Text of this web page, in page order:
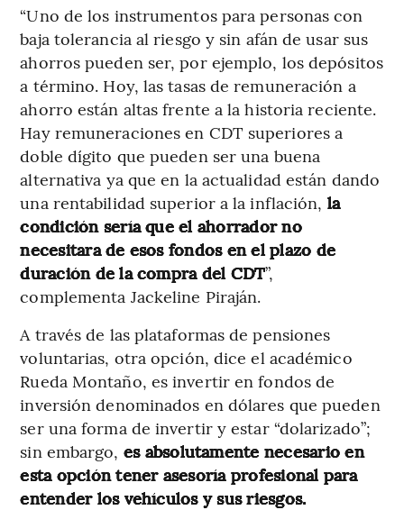
“Uno de los instrumentos para personas con
baja tolerancia al riesgo y sin afán de usar sus
ahorros pueden ser, por ejemplo, los depósitos
a término. Hoy, las tasas de remuneración a
ahorro están altas frente a la historia reciente.
Hay remuneraciones en CDT superiores a
doble dígito que pueden ser una buena
alternativa ya que en la actualidad están dando
una rentabilidad superior a la inflación, la
condición sería que el ahorrador no
necesitara de esos fondos en el plazo de
duración de la compra del CDT”,
complementa Jackeline Piraján.
A través de las plataformas de pensiones
voluntarias, otra opción, dice el académico
Rueda Montaño, es invertir en fondos de
inversión denominados en dólares que pueden
ser una forma de invertir y estar “dolarizado”;
sin embargo, es absolutamente necesario en
esta opción tener asesoría profesional para
entender los vehículos y sus riesgos.